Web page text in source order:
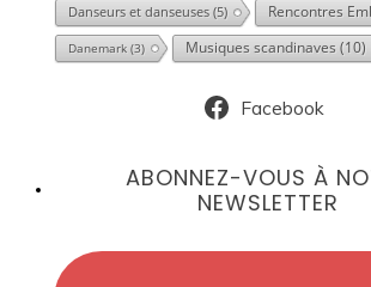
Danseurs et danseuses(5) Rencontres
Danemark(3) Musiques scandinaves (10)
Facebook
ABONNEZ-VOUS À
NEWSLETTER